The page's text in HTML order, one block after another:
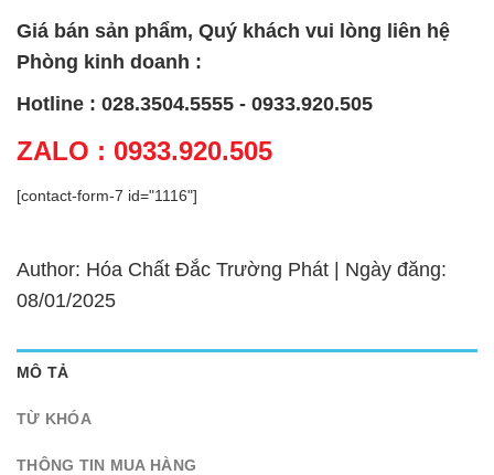
Giá bán sản phẩm, Quý khách vui lòng liên hệ
Phòng kinh doanh :
Hotline : 028.3504.5555 - 0933.920.505
ZALO : 0933.920.505
[contact-form-7 id="1116"]
Author: Hóa Chất Đắc Trường Phát | Ngày đăng:
08/01/2025
MÔ TẢ
TỪ KHÓA
THÔNG TIN MUA HÀNG